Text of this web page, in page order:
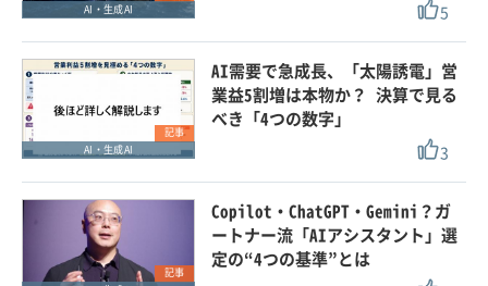
AI・生成AI
5
記事
AI・生成AI
AI需要で急成長、「太陽誘電」営
業益5割増は本物か？ 決算で見る
べき「4つの数字」
3
記事
Copilot・ChatGPT・Gemini？ガ
ートナー流「AIアシスタント」選
定の“4つの基準”とは